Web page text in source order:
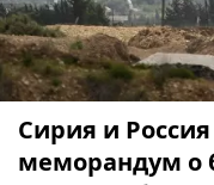
Сирия и
меморандум о